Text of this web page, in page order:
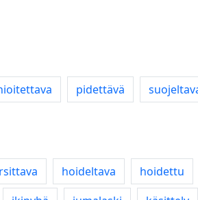
pidettävä
hoideltava hoidettu